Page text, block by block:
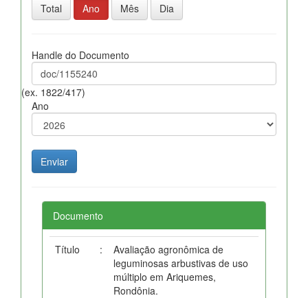
Total
Ano Mês Dia
Handle do Documento
(ex. 1822/417)
Ano
Documento
Título :
Avaliação agronômica de
leguminosas arbustivas de uso
múltiplo em Ariquemes,
Rondônia.